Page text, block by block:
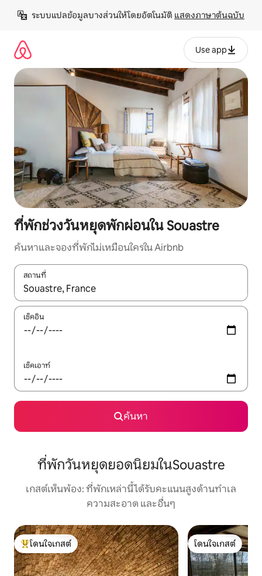
เนื้อหา
ระบบแปลข้อมูลบางส่วนให้โดยอัตโนมัติ แสดงภาษาต้นฉบับ
Use app
ที่พักช่วงวันหยุดพักผ่อนใน Souastre
ค้นหาและจองที่พักไม่เหมือนใครใน Airbnb
สถานที่
ใช้ลูกศรขึ้นลง หรือใช้การสัมผัสหรือปัด เพื่อสำรวจผลการค้นหา
เช็คอิน
เช็คเอาท์
ค้นหา
ที่พักวันหยุดยอดนิยมในSouastre
เกสต์เห็นพ้อง: ที่พักเหล่านี้ได้รับคะแนนสูงด้านทำเล
ความสะอาด และอื่นๆ
โดนใจเกสต์ที่สุด
โดนใจเกสต์
โดนใจเกสต์
โดนใจเกสต์